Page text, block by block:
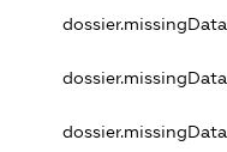
dossier.missingData
dossier.missingData
dossier.missingData